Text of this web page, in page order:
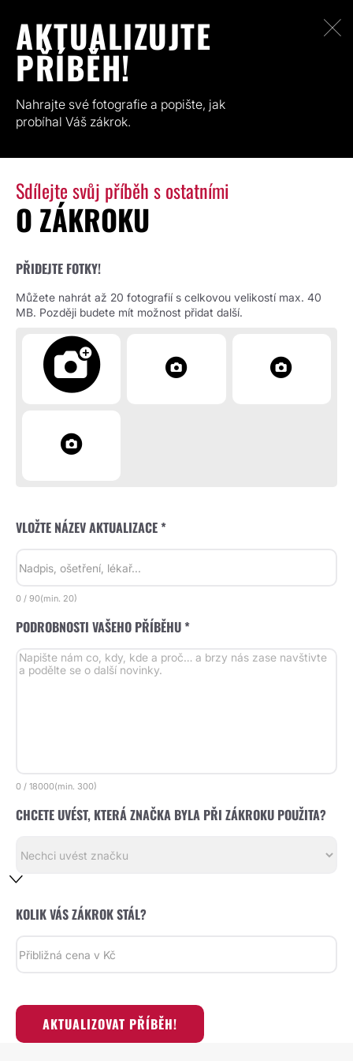
AKTUALIZUJTE
PŘÍBĚH!
Nahrajte své fotografie a popište, jak
probíhal Váš zákrok.
Sdílejte svůj příběh s ostatními
O ZÁKROKU
PŘIDEJTE FOTKY!
Můžete nahrát až 20 fotografií s celkovou velikostí max. 40
MB. Později budete mít možnost přidat další.
VLOŽTE NÁZEV AKTUALIZACE *
0 / 90(min. 20)
PODROBNOSTI VAŠEHO PŘÍBĚHU *
0 / 18000(min. 300)
CHCETE UVÉST, KTERÁ ZNAČKA BYLA PŘI ZÁKROKU POUŽITA?
KOLIK VÁS ZÁKROK STÁL?
AKTUALIZOVAT PŘÍBĚH!